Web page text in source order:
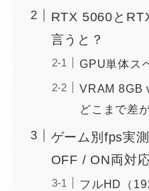
RTX 5060と
言うと？
GPU単体ス
VRAM 8GB
どこまで差
ゲーム別fps実
OFF / ON両対応
フルHD（